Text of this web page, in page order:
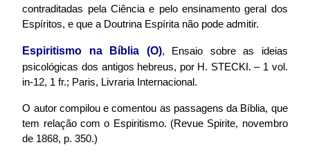
contraditadas pela Ciência e pelo ensinamento geral dos
Espíritos, e que a Doutrina Espírita não pode admitir.
Espiritismo na Bíblia (O), Ensaio sobre as ideias
psicológicas dos antigos hebreus, por H. STECKI. – 1 vol.
in-12, 1 fr.; Paris, Livraria Internacional.
O autor compilou e comentou as passagens da Bíblia, que
tem relação com o Espiritismo. (Revue Spirite, novembro
de 1868, p. 350.)